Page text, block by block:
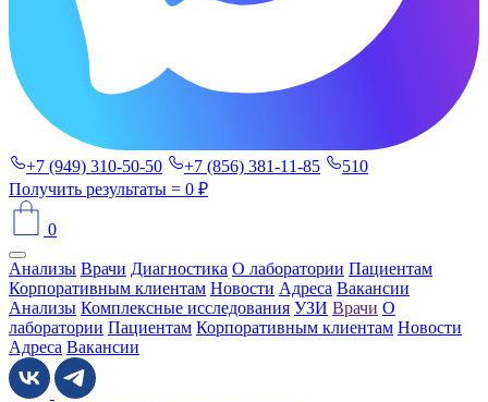
+7 (949) 310-50-50 +7 (856) 381-11-85
510
Получить результаты = 0 ₽
0
Анализы Врачи Диагностика О лаборатории Пациентам
Корпоративным клиентам Новости Адреса Вакансии
Анализы Комплексные исследования УЗИ Врачи О
лаборатории Пациентам Корпоративным клиентам Новости
Адреса Вакансии